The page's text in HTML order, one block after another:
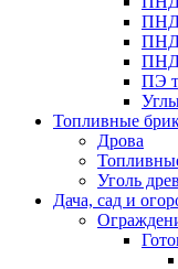
ПНД
ПНД
ПЭ
Топливные
Дрова
Уголь
Дача, сад и